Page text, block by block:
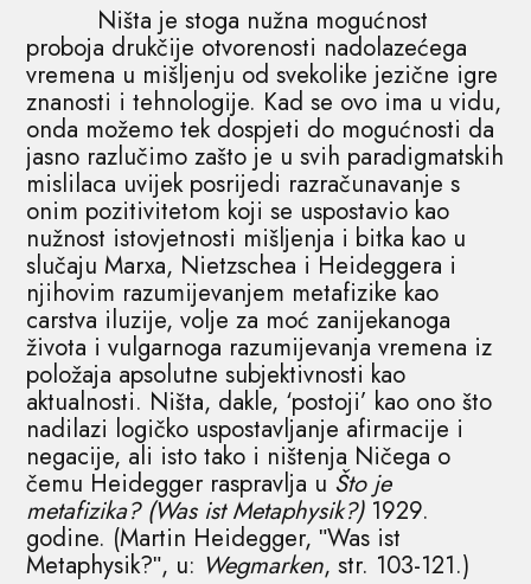
Ništa je stoga nužna mogućnost
proboja drukčije otvorenosti nadolazećega
vremena u mišljenju od svekolike jezične igre
znanosti i tehnologije. Kad se ovo ima u vidu,
onda možemo tek dospjeti do mogućnosti da
jasno razlučimo zašto je u svih paradigmatskih
mislilaca uvijek posrijedi razračunavanje s
onim pozitivitetom koji se uspostavio kao
nužnost istovjetnosti mišljenja i bitka kao u
slučaju Marxa, Nietzschea i Heideggera i
njihovim razumijevanjem metafizike kao
carstva iluzije, volje za moć zanijekanoga
života i vulgarnoga razumijevanja vremena iz
položaja apsolutne subjektivnosti kao
aktualnosti. Ništa, dakle, ‘postoji’ kao ono što
nadilazi logičko uspostavljanje afirmacije i
negacije, ali isto tako i ništenja Ničega o
čemu Heidegger raspravlja u Što je
metafizika? (Was ist Metaphysik?) 1929.
godine. (Martin Heidegger, ʺWas ist
Metaphysik?ʺ, u: Wegmarken, str. 103-121.)